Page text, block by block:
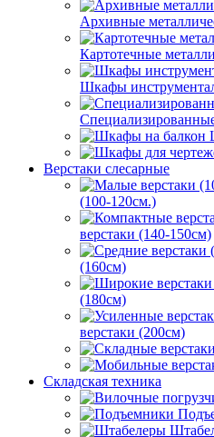
Архивные
Картотечные
Шкафы
Верстаки слесарные
(100-120см.)
верстаки (140-150см)
(160см)
(180см)
верстаки (200см)
Складская техника